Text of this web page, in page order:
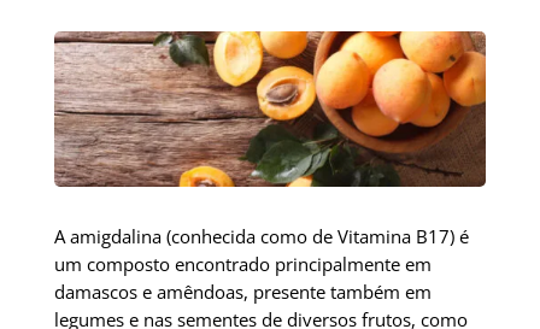
A amigdalina (conhecida como de Vitamina B17) é
um composto encontrado principalmente em
damascos e amêndoas, presente também em
legumes e nas sementes de diversos frutos, como